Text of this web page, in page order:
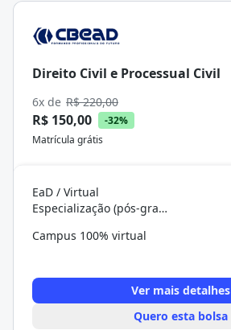
Direito Civil e Processual Civil
6x de R$ 220,00
R$ 150,00
-32%
Matrícula grátis
EaD / Virtual
Especialização (pós-graduação)
Campus 100% virtual
Ver mais detalhes
Quero esta bolsa